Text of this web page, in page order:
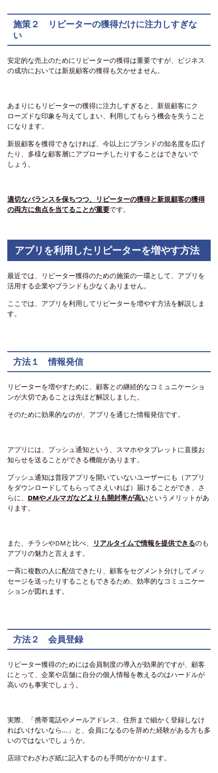
施策２ リピーターの獲得だけに注力しすぎな
い
安定的な売上のためにリピーターの獲得は重要ですが、ビジネス
の成功においては新規顧客の獲得も欠かせません。
あまりにもリピーターの獲得に注力しすぎると、新規顧客にク
ローズドな印象を与えてしまい、利用してもらう機会を失うこと
になります。
新規顧客を獲得できなければ、今以上にブランドの知名度を広げ
たり、多様な顧客層にアプローチしたりすることはできないで
しょう。
適切なバランスを保ちつつ、リピーターの獲得と新規顧客の獲得
の両方に焦点を当てることが重要です。
アプリを利用したリピーターを増やす方法
最近では、リピーター獲得のための施策の一環として、アプリを
活用する企業やブランドも少なくありません。
ここでは、アプリを利用してリピーターを増やす方法を解説しま
す。
方法１ 情報発信
リピーターを増やすために、顧客との継続的なコミュニケーショ
ンが大切であることは先ほど解説しました。
そのために効果的なのが、アプリを通じた情報発信です。
アプリには、プッシュ通知という、スマホやタブレットに直接お
知らせを送ることができる機能があります。
プッシュ通知は普段アプリを開いていないユーザーにも（アプリ
をダウンロードしてもらってさえいれば）届けることができ、さ
らに、 DMやメルマガなどよりも開封率が高いというメリットがあ
ります。
また、チラシやDMと比べ、 リアルタイムで情報を提供できるのも
アプリの魅力と言えます。
一斉に複数の人に配信できたり、顧客をセグメント分けしてメッ
セージを送ったりすることもできるため、効率的なコミュニケー
ションが図れます。
方法２ 会員登録
リピーター獲得のためには会員制度の導入が効果的ですが、顧客
にとって、企業や店舗に自分の個人情報を教えるのはハードルが
高いのも事実でしょう。
実際、「携帯電話やメールアドレス、住所まで細かく登録しなけ
ればいけないなら…」と、会員になるのを辞めた経験がある方も多
いのではないでしょうか。
店頭でわざわざ紙に記入するのも手間がかかります。